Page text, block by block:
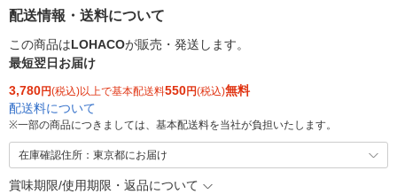
配送情報・送料について
この商品はLOHACOが販売・発送します。
最短翌日お届け
3,780円(税込)以上で基本配送料550円(税込)無料
配送料について
※一部の商品につきましては、基本配送料を当社が負担いたします。
在庫確認住所：東京都にお届け
賞味期限/使用期限・返品について